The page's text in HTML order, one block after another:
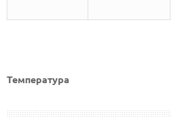
Температура